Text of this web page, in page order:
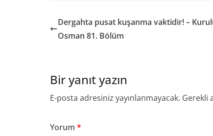
Dergahta pusat kuşanma vaktidir! –
Osman 81. Bölüm
Bir yanıt yazın
E-posta adresiniz yayınlanmayacak. Gerekli
Yorum *